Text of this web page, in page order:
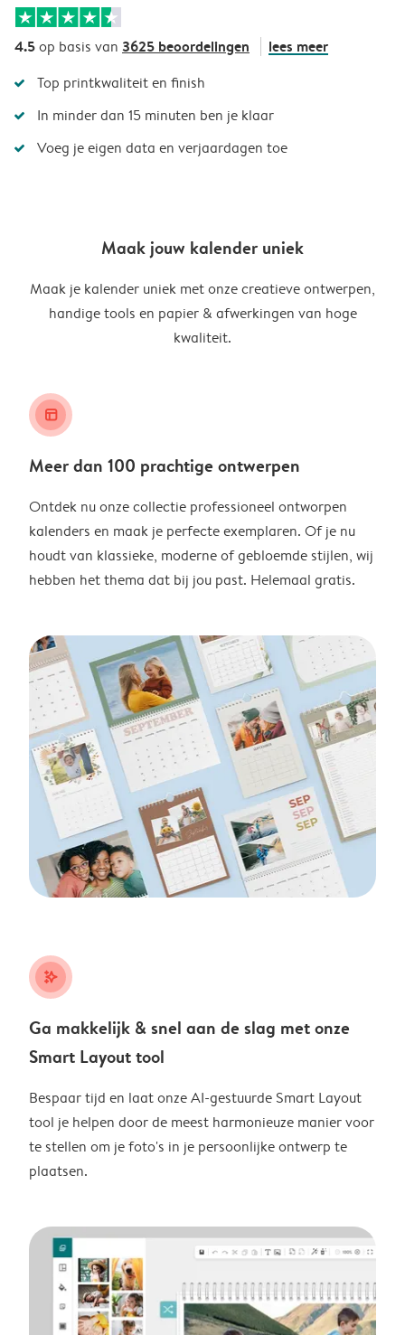
4.5op basis van 3625 beoordelingen lees meer
Top printkwaliteit en finish
In minder dan 15 minuten ben je klaar
Voeg je eigen data en verjaardagen toe
Maak jouw kalender uniek
Maak je kalender uniek met onze creatieve ontwerpen,
handige tools en papier & afwerkingen van hoge
kwaliteit.
layout_alt
Meer dan 100 prachtige ontwerpen
Ontdek nu onze collectie professioneel ontworpen
kalenders en maak je perfecte exemplaren. Of je nu
houdt van klassieke, moderne of gebloemde stijlen, wij
hebben het thema dat bij jou past. Helemaal gratis.
stars_plus
Ga makkelijk & snel aan de slag met onze
Smart Layout tool
Bespaar tijd en laat onze AI-gestuurde Smart Layout
tool je helpen door de meest harmonieuze manier voor
te stellen om je foto's in je persoonlijke ontwerp te
plaatsen.